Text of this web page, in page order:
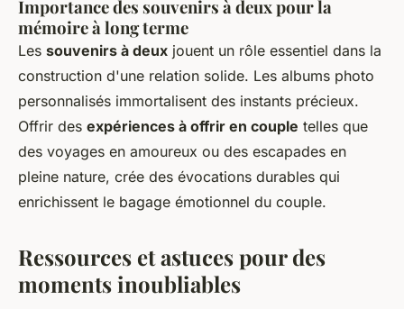
Importance des souvenirs à deux pour la
mémoire à long terme
Les souvenirs à deux jouent un rôle essentiel dans la
construction d'une relation solide. Les albums photo
personnalisés immortalisent des instants précieux.
Offrir des expériences à offrir en couple telles que
des voyages en amoureux ou des escapades en
pleine nature, crée des évocations durables qui
enrichissent le bagage émotionnel du couple.
Ressources et astuces pour des
moments inoubliables